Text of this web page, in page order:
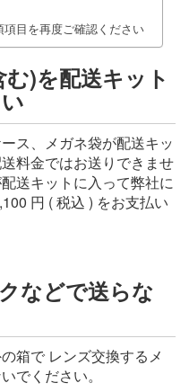
目を再度ご確認ください
)を配送キット
ス、メガネ袋が配送キッ
料金ではお送りできませ
送キットに入って弊社に
円 ( 税込 ) をお支払い
などで送らな
箱で レンズ交換するメ
でください。